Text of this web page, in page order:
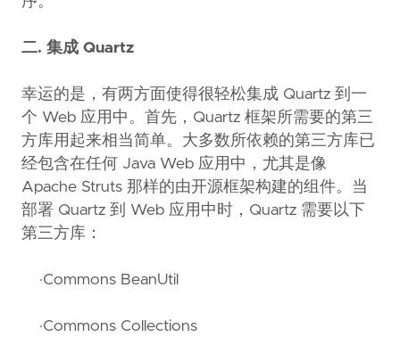
二. 集成 Quartz
幸运的是，有两方面使得很轻松集成 Quartz 到一
个 Web 应用中。首先，Quartz 框架所需要的第三
方库用起来相当简单。大多数所依赖的第三方库已
经包含在任何 Java Web 应用中，尤其是像
Apache Struts 那样的由开源框架构建的组件。当
部署 Quartz 到 Web 应用中时，Quartz 需要以下
第三方库：
·Commons BeanUtil
·Commons Collections